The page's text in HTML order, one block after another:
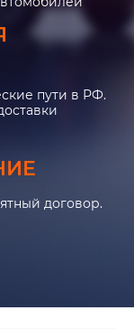
пути в РФ.
договор.